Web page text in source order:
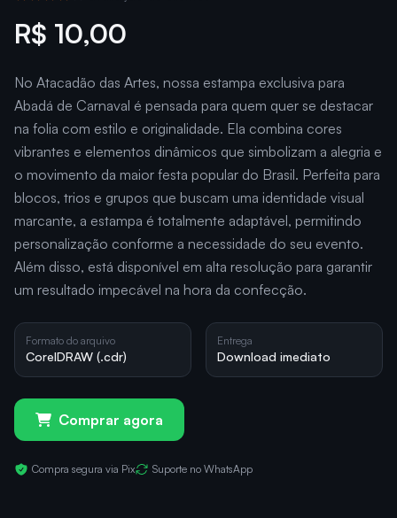
R$ 10,00
No Atacadão das Artes, nossa estampa exclusiva para
Abadá de Carnaval é pensada para quem quer se destacar
na folia com estilo e originalidade. Ela combina cores
vibrantes e elementos dinâmicos que simbolizam a alegria e
o movimento da maior festa popular do Brasil. Perfeita para
blocos, trios e grupos que buscam uma identidade visual
marcante, a estampa é totalmente adaptável, permitindo
personalização conforme a necessidade do seu evento.
Além disso, está disponível em alta resolução para garantir
um resultado impecável na hora da confecção.
Formato do arquivo
CorelDRAW (.cdr)
Entrega
Download imediato
Comprar agora
Compra segura via Pix Suporte no WhatsApp